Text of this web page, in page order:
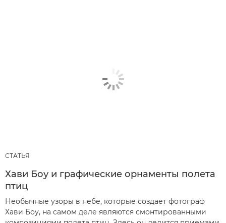
СТАТЬЯ
Хави Боу и графические орнаменты полета
птиц
Необычные узоры в небе, которые создает фотограф
Хави Боу, на самом деле являются смонтированными